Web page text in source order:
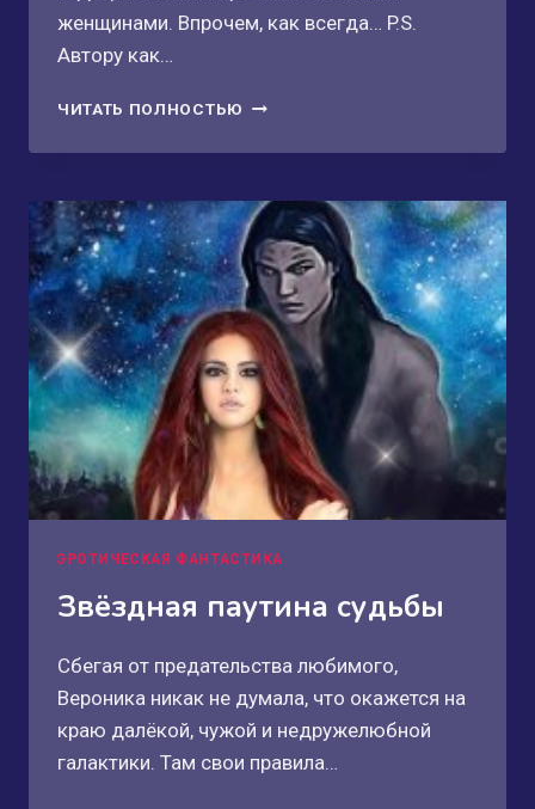
женщинами. Впрочем, как всегда… P.S.
Автору как…
ЧИТАТЬ ПОЛНОСТЬЮ СЕСТРИНСКИЙ
ЭРОТИЧЕСКАЯ ФАНТАСТИКА
Звёздная паутина судьбы
Сбегая от предательства любимого,
Вероника никак не думала, что окажется на
краю далёкой, чужой и недружелюбной
галактики. Там свои правила…